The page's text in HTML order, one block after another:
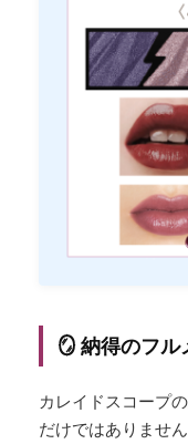
🪞 納得のフル
カレイドスコープ
だけではありません